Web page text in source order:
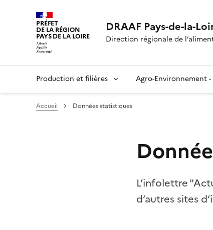
PRÉFET
DE LA RÉGION
PAYS DE LA LOIRE
DRAAF Pays-de-la-
Direction régionale de
Production et filières Agro-Environnement -
Accueil Données statistiques
L’infolettre
d’autres sites